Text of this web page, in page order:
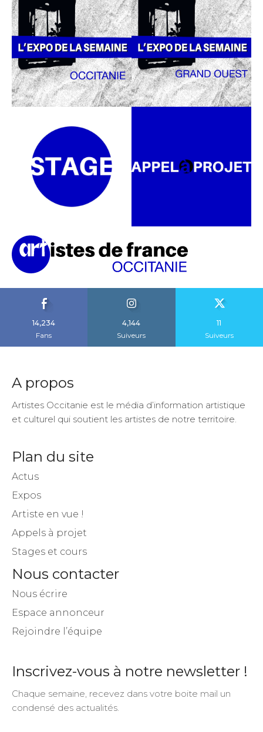
14,234
Fans
4,144
Suiveurs
11
Suiveurs
A propos
Artistes Occitanie est le média d’information artistique
et culturel qui soutient les artistes de notre territoire.
Plan du site
Actus
Expos
Artiste en vue !
Appels à projet
Stages et cours
Nous contacter
Nous écrire
Espace annonceur
Rejoindre l’équipe
Inscrivez-vous à notre newsletter !
Chaque semaine, recevez dans votre boite mail un
condensé des actualités.